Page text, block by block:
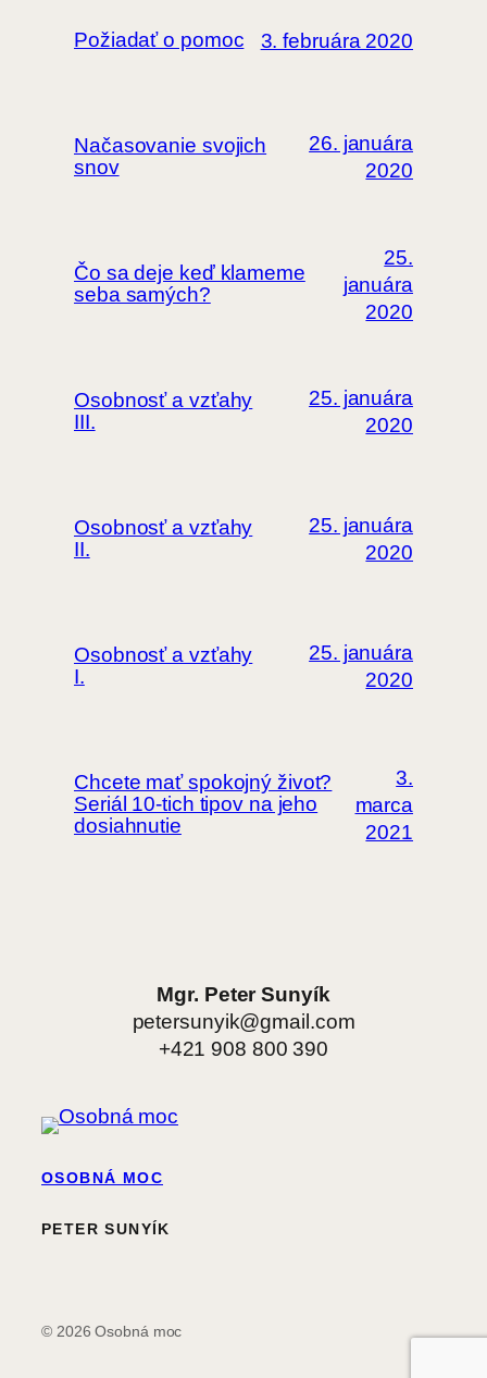
Požiadať o pomoc 3. februára 2020
Načasovanie svojich
snov
26. januára
2020
Čo sa deje keď klameme
seba samých?
25.
januára
2020
Osobnosť a vzťahy
III.
25. januára
2020
Osobnosť a vzťahy
II.
25. januára
2020
Osobnosť a vzťahy
I.
25. januára
2020
Chcete mať spokojný život?
Seriál 10-tich tipov na jeho
dosiahnutie
3.
marca
2021
Mgr. Peter Sunyík
petersunyik@gmail.com
+421 908 800 390
OSOBNÁ MOC
PETER SUNYÍK
© 2026 Osobná moc